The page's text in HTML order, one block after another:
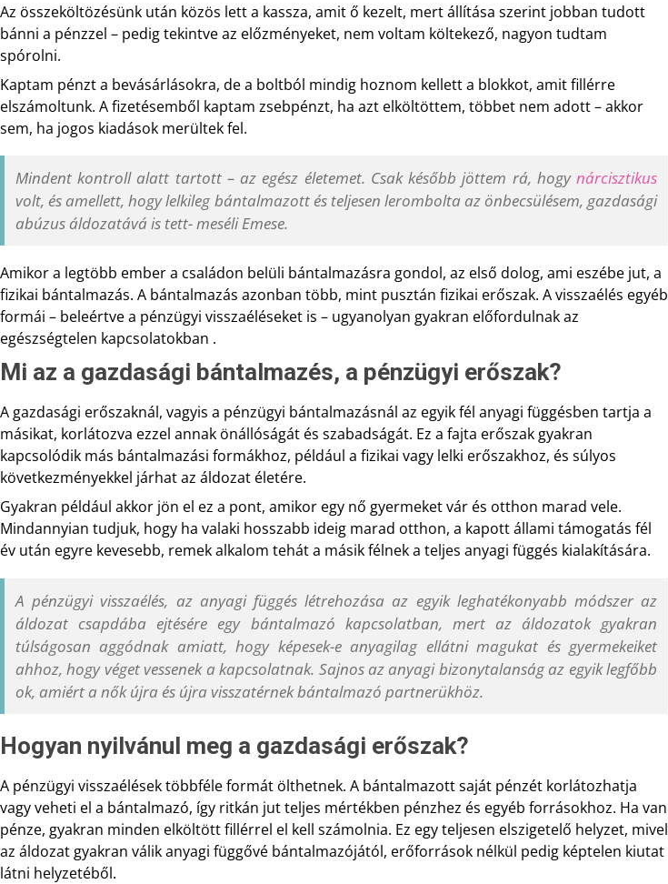
Az összeköltözésünk után közös lett a kassza, amit ő kezelt, mert állítása szerint jobban tudott
bánni a pénzzel – pedig tekintve az előzményeket, nem voltam költekező, nagyon tudtam
spórolni.
Kaptam pénzt a bevásárlásokra, de a boltból mindig hoznom kellett a blokkot, amit fillérre
elszámoltunk. A fizetésemből kaptam zsebpénzt, ha azt elköltöttem, többet nem adott – akkor
sem, ha jogos kiadások merültek fel.
Mindent kontroll alatt tartott – az egész életemet. Csak később jöttem rá, hogynárcisztikus
volt, és amellett, hogy lelkileg bántalmazott és teljesen lerombolta az önbecsülésem, gazdasági
abúzus áldozatává is tett- meséli Emese.
Amikor a legtöbb ember a családon belüli bántalmazásra gondol, az első dolog, ami eszébe jut, a
fizikai bántalmazás. A bántalmazás azonban több, mint pusztán fizikai erőszak. A visszaélés egyéb
formái – beleértve a pénzügyi visszaéléseket is – ugyanolyan gyakran előfordulnak az
egészségtelen kapcsolatokban .
Mi az a gazdasági bántalmazés, a pénzügyi erőszak?
A gazdasági erőszaknál, vagyis a pénzügyi bántalmazásnál az egyik fél anyagi függésben tartja a
másikat, korlátozva ezzel annak önállóságát és szabadságát. Ez a fajta erőszak gyakran
kapcsolódik más bántalmazási formákhoz, például a fizikai vagy lelki erőszakhoz, és súlyos
következményekkel járhat az áldozat életére.
Gyakran például akkor jön el ez a pont, amikor egy nő gyermeket vár és otthon marad vele.
Mindannyian tudjuk, hogy ha valaki hosszabb ideig marad otthon, a kapott állami támogatás fél
év után egyre kevesebb, remek alkalom tehát a másik félnek a teljes anyagi függés kialakítására.
A pénzügyi visszaélés, az anyagi függés létrehozása az egyik leghatékonyabb módszer az
áldozat csapdába ejtésére egy bántalmazó kapcsolatban, mert az áldozatok gyakran
túlságosan aggódnak amiatt, hogy képesek-e anyagilag ellátni magukat és gyermekeiket
ahhoz, hogy véget vessenek a kapcsolatnak. Sajnos az anyagi bizonytalanság az egyik legfőbb
ok, amiért a nők újra és újra visszatérnek bántalmazó partnerükhöz.
Hogyan nyilvánul meg a gazdasági erőszak?
A pénzügyi visszaélések többféle formát ölthetnek. A bántalmazott saját pénzét korlátozhatja
vagy veheti el a bántalmazó, így ritkán jut teljes mértékben pénzhez és egyéb forrásokhoz. Ha van
pénze, gyakran minden elköltött fillérrel el kell számolnia. Ez egy teljesen elszigetelő helyzet, mivel
az áldozat gyakran válik anyagi függővé bántalmazójától, erőforrások nélkül pedig képtelen kiutat
látni helyzetéből.